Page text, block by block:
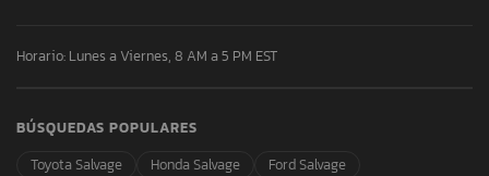
Horario: Lunes a Viernes, 8 AM a 5 PM EST
BÚSQUEDAS POPULARES
Toyota Salvage
Honda Salvage
Ford Salvage